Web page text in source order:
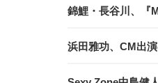
錦鯉・長谷川、『
浜田雅功、CM出